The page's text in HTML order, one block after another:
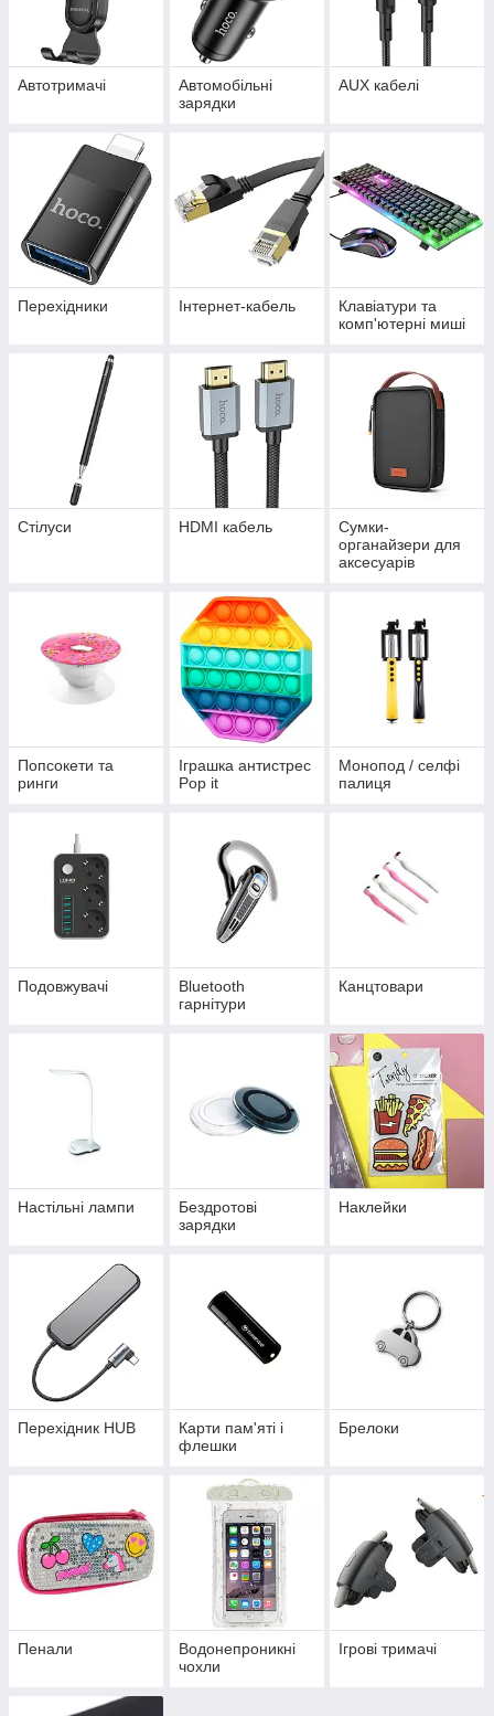
Автотримачі
Автомобільні
зарядки
AUX кабелі
Перехідники Інтернет-кабель
Клавіатури та
комп'ютерні миші
Стілуси HDMI кабель
Сумки-
органайзери для
аксесуарів
Попсокети та
ринги
Іграшка антистрес
Pop it
Монопод / селфі
палиця
Подовжувачі
Bluetooth
гарнітури
Канцтовари
Настільні лампи
Бездротові
зарядки
Наклейки
Перехідник HUB
Карти пам'яті і
флешки
Брелоки
Пенали
Водонепроникні
чохли
Ігрові тримачі